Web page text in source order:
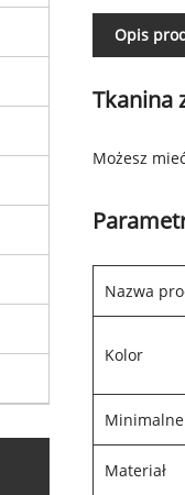
Opis
Tkanina
Możesz
Nazwa
Kolor
Materiał